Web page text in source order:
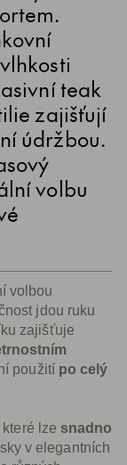
teak
zajišťují
údržbou.
volbu
volbou
jdou ruku
zajišťuje
použití po celý
lze snadno
v elegantních